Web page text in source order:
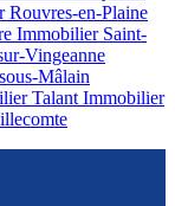
Rouvres-en-Plaine
Immobilier Saint-
Vingeanne
Mâlain
Talant Immobilier